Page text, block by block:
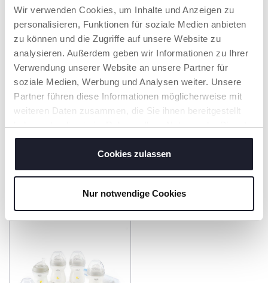
Wir verwenden Cookies, um Inhalte und Anzeigen zu
personalisieren, Funktionen für soziale Medien anbieten
zu können und die Zugriffe auf unsere Website zu
analysieren. Außerdem geben wir Informationen zu Ihrer
Verwendung unserer Website an unsere Partner für
soziale Medien, Werbung und Analysen weiter. Unsere
Partner führen diese Informationen möglicherweise mit
weiteren Daten zusammen, die Sie ihnen bereitgestellt
haben oder die sie im Rahmen Ihrer Nutzung der Dienste
gesammelt haben.
Cookies zulassen
Nur notwendige Cookies
Naturalfeeling aus Glas, 250
ml, normaler Fluss, 0 m+
Babyfläschchen 0 m+
150ml langsamer Fluss
Babyfläschchen Natural
Feeling aus Glas, 150 ml,
Natural Feeling
Babyfläschchen 0 m+
150ml langsamer Fluss